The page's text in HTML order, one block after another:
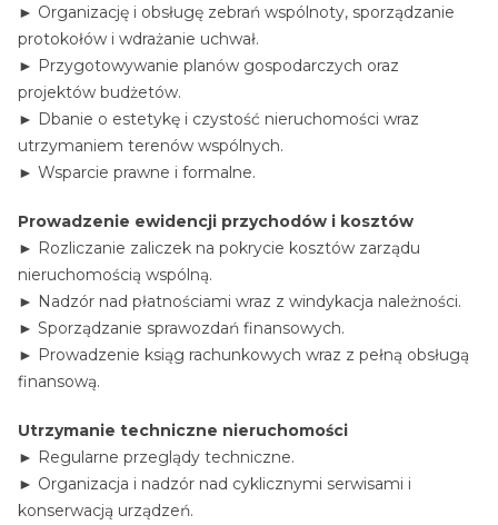
► Organizację i obsługę zebrań wspólnoty, sporządzanie
protokołów i wdrażanie uchwał.
► Przygotowywanie planów gospodarczych oraz
projektów budżetów.
► Dbanie o estetykę i czystość nieruchomości wraz
utrzymaniem terenów wspólnych.
► Wsparcie prawne i formalne.
Prowadzenie ewidencji przychodów i kosztów
► Rozliczanie zaliczek na pokrycie kosztów zarządu
nieruchomością wspólną.
► Nadzór nad płatnościami wraz z windykacja należności.
► Sporządzanie sprawozdań finansowych.
► Prowadzenie ksiąg rachunkowych wraz z pełną obsługą
finansową.
Utrzymanie techniczne nieruchomości
► Regularne przeglądy techniczne.
► Organizacja i nadzór nad cyklicznymi serwisami i
konserwacją urządzeń.